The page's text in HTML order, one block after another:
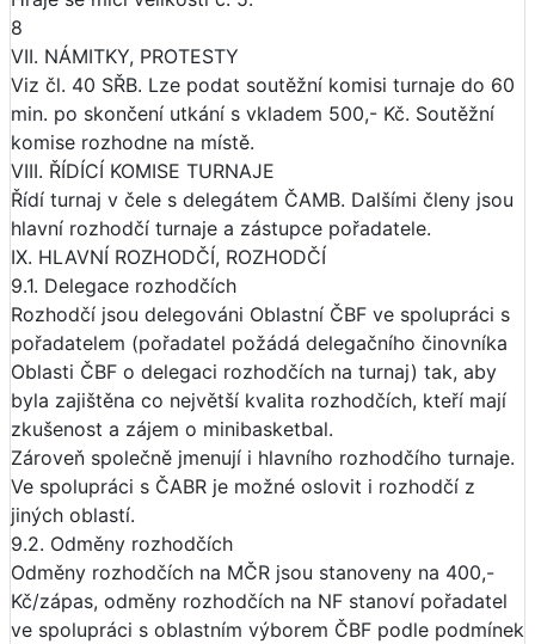
8
VII. NÁMITKY, PROTESTY
Viz čl. 40 SŘB. Lze podat soutěžní komisi turnaje do 60
min. po skončení utkání s vkladem 500,- Kč. Soutěžní
komise rozhodne na místě.
VIII. ŘÍDÍCÍ KOMISE TURNAJE
Řídí turnaj v čele s delegátem ČAMB. Dalšími členy jsou
hlavní rozhodčí turnaje a zástupce pořadatele.
IX. HLAVNÍ ROZHODČÍ, ROZHODČÍ
9.1. Delegace rozhodčích
Rozhodčí jsou delegováni Oblastní ČBF ve spolupráci s
pořadatelem (pořadatel požádá delegačního činovníka
Oblasti ČBF o delegaci rozhodčích na turnaj) tak, aby
byla zajištěna co největší kvalita rozhodčích, kteří mají
zkušenost a zájem o minibasketbal.
Zároveň společně jmenují i hlavního rozhodčího turnaje.
Ve spolupráci s ČABR je možné oslovit i rozhodčí z
jiných oblastí.
9.2. Odměny rozhodčích
Odměny rozhodčích na MČR jsou stanoveny na 400,-
Kč/zápas, odměny rozhodčích na NF stanoví pořadatel
ve spolupráci s oblastním výborem ČBF podle podmínek